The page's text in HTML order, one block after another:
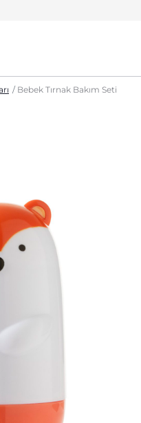
Bebek Tırnak Bakım Seti